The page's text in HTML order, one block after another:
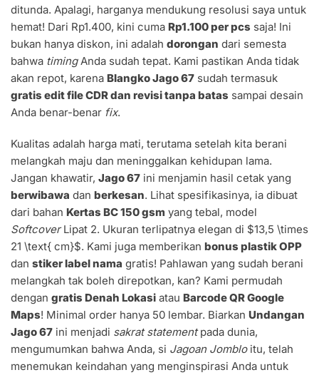
ditunda. Apalagi, harganya mendukung resolusi saya untuk
hemat! Dari Rp1.400, kini cuma Rp1.100 per pcs saja! Ini
bukan hanya diskon, ini adalah dorongan dari semesta
bahwa timingAnda sudah tepat. Kami pastikan Anda tidak
akan repot, karena Blangko Jago 67 sudah termasuk
gratis edit file CDR dan revisi tanpa batas sampai desain
Anda benar-benar fix.
Kualitas adalah harga mati, terutama setelah kita berani
melangkah maju dan meninggalkan kehidupan lama.
Jangan khawatir, Jago 67 ini menjamin hasil cetak yang
berwibawa dan berkesan. Lihat spesifikasinya, ia dibuat
dari bahan Kertas BC 150 gsm yang tebal, model
SoftcoverLipat 2. Ukuran terlipatnya elegan di $13,5 \times
21 \text{ cm}$. Kami juga memberikan bonus plastik OPP
dan stiker label nama gratis! Pahlawan yang sudah berani
melangkah tak boleh direpotkan, kan? Kami permudah
dengan gratis Denah Lokasi atau Barcode QR Google
Maps! Minimal order hanya 50 lembar. Biarkan Undangan
Jago 67 ini menjadi sakrat statementpada dunia,
mengumumkan bahwa Anda, si Jagoan Jombloitu, telah
menemukan keindahan yang menginspirasi Anda untuk